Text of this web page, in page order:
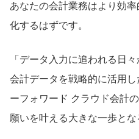
あなたの会計業務はより効
化するはずです。
「データ入力に追われる日
会計データを戦略的に活用
ーフォワード クラウド会計
願いを叶える大きな一歩とな